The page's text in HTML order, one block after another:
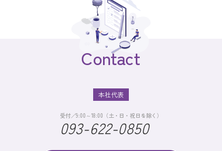
Contact
本社代表
受付／9:00～18:00（土・日・祝日を除く）
093-622-0850